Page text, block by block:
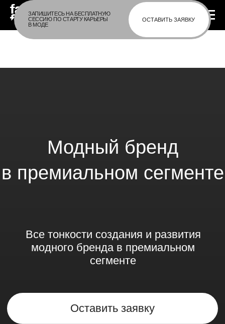
ОСТАВИТЬ ЗАЯВКУ
СЕССИЮ ПО СТАРТУ КАРЬЕРЫ
В МОДЕ
Все тонкости создания и развития
модного бренда в премиальном